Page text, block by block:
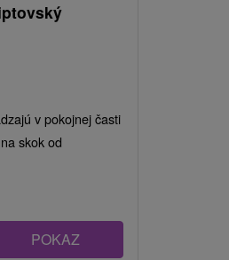
v pokojnej časti
skok od
POKAZ